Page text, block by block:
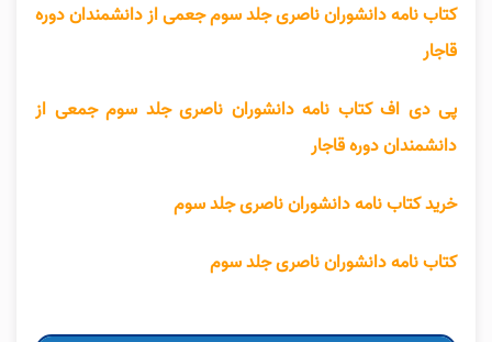
کتاب نامه دانشوران ناصری جلد سوم جعمی از دانشمندان دوره
قاجار
پی دی اف کتاب نامه دانشوران ناصری جلد سوم جمعی از
دانشمندان دوره قاجار
خرید کتاب نامه دانشوران ناصری جلد سوم
کتاب نامه دانشوران ناصری جلد سوم